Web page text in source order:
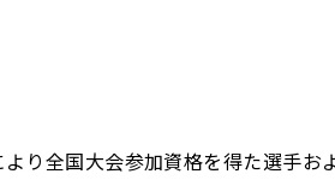
り全国大会参加資格を得た選手お